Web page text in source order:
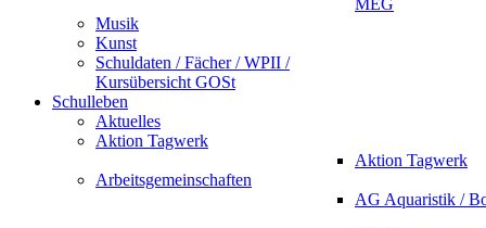
MEG
Musik
Kunst
Schuldaten / Fächer / WPII /
Kursübersicht GOSt
Schulleben
Aktuelles
Aktion Tagwerk
Aktion Tagwerk
Arbeitsgemeinschaften
AG Aquaristik /